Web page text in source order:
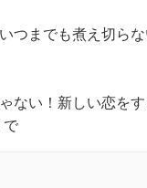
つまでも煮え切ら
ない！新しい恋をす
で